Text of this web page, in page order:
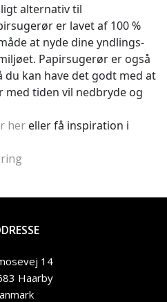
alternativ til
er lavet af 100 %
at nyde dine yndlings-
Papirsugerør er også
du kan have det godt med at
tiden vil nedbryde og
her eller få inspiration i
14
Haarby